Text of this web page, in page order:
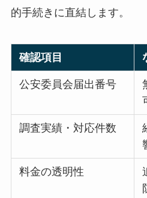
的手続きに直結します。
確認項目
公安委員会届出番号
調査実績・対応件数
料金の透明性